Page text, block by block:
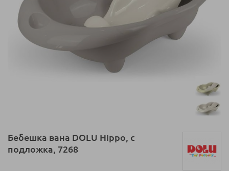
Преминете
към
началото
Бебешка вана DOLU Hippo, с
подложка, 7268